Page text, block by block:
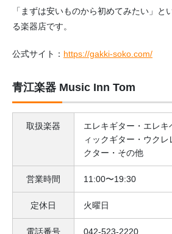
「まずは安いものから初めてみたい」と
る楽器店です。
公式サイト： https://gakki-soko.com/
青江楽器 Music Inn Tom
取扱楽器
エレキギター・エレ
ィックギター・ウク
クター・その他
営業時間 11:00〜19:30
定休日 火曜日
電話番号 042-523-2220